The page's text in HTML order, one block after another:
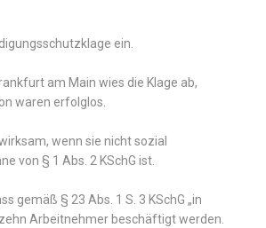
ein.
am Main wies die Klage ab,
waren erfolglos.
wenn sie nicht sozial
von § 1 Abs. 2 KSchG ist.
gemäß § 23 Abs. 1 S. 3 KSchG „in
Arbeitnehmer beschäftigt werden.